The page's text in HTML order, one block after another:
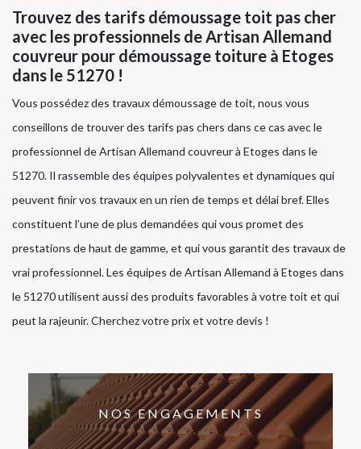
Trouvez des tarifs démoussage toit pas cher
avec les professionnels de Artisan Allemand
couvreur pour démoussage toiture à Etoges
dans le 51270 !
Vous possédez des travaux démoussage de toit, nous vous
conseillons de trouver des tarifs pas chers dans ce cas avec le
professionnel de Artisan Allemand couvreur à Etoges dans le
51270. Il rassemble des équipes polyvalentes et dynamiques qui
peuvent finir vos travaux en un rien de temps et délai bref. Elles
constituent l’une de plus demandées qui vous promet des
prestations de haut de gamme, et qui vous garantit des travaux de
vrai professionnel. Les équipes de Artisan Allemand à Etoges dans
le 51270 utilisent aussi des produits favorables à votre toit et qui
peut la rajeunir. Cherchez votre prix et votre devis !
NOS ENGAGEMENTS